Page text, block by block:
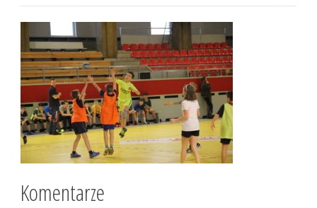
Komentarze